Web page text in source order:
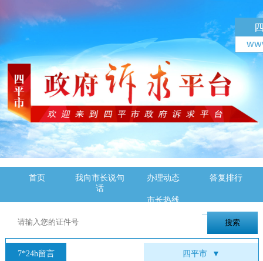
首页
我向市长说句
话
办理动态 答复排行
市长热线
7*24h留言 四平市 ▼